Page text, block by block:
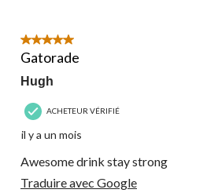
5 étoile(s) sur 5.
Gatorade
Hugh
ACHETEUR VÉRIFIÉ
il y a un mois
Awesome drink stay strong
Traduire avec Google